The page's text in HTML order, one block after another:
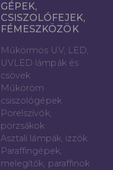
GÉPEK,
CSISZOLÓFEJEK,
FÉMESZKÖZÖK
Műkörmös UV, LED,
UVLED lámpák és
csövek
Műköröm
csiszológépek
Porelszívók,
porzsákok
Asztali lámpák, izzók
Paraffingépek,
melegítők, paraffinok